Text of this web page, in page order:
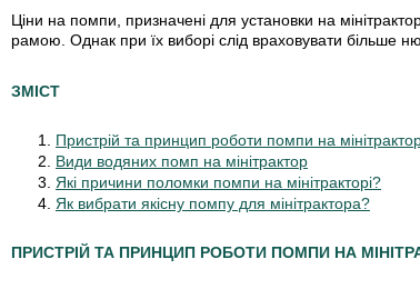
Ціни на помпи, призначені для установки на
рамою. Однак при їх виборі слід враховувати більше
ЗМІСТ
Пристрій та принцип роботи помпи на
Види водяних помп на мінітрактор
Які причини поломки помпи на мінітракторі?
Як вибрати якісну помпу для мінітрактора?
ПРИСТРІЙ ТА ПРИНЦИП РОБОТИ ПОМПИ НА